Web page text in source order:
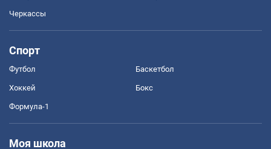
Черкассы
Спорт
Футбол Баскетбол
Хоккей Бокс
Формула-1
Моя школа